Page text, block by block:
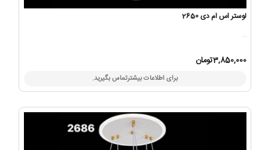
لوستر اس ام دی 2650
..
3,850,000تومان
برای اطلاعات بیشترتماس بگیرید.